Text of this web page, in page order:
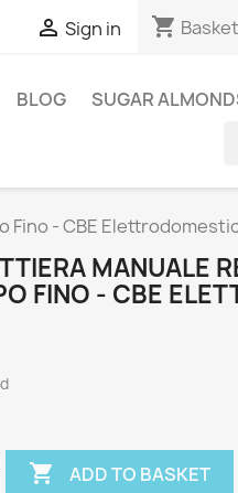
 Sign in shopping_cart Basket
BLOG SUGAR
Fino - CBE
MANUALE
FINO - CBE
 ADD TO BASKET